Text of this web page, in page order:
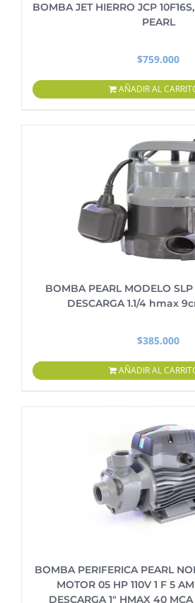
BOMBA JET HIERRO JCP 10F16S,
PEARL
$759.000
AÑADIR AL
BOMBA PEARL MODELO
DESCARGA 1.1/4 hmax
$385.000
AÑADIR AL
BOMBA PERIFERICA PEARL
MOTOR 05 HP 110V 1 F 5
DESCARGA 1″ HMAX 40